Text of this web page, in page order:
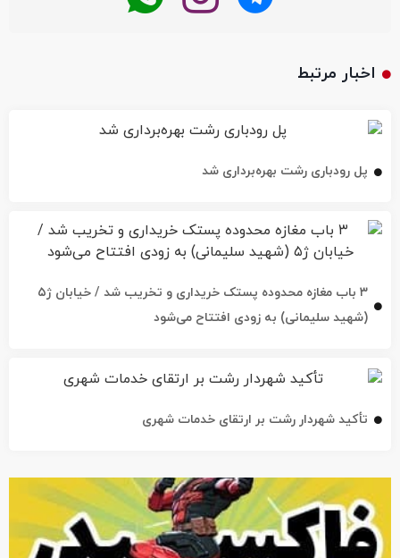
اخبار مرتبط
پل رودباری رشت بهره‌برداری شد
۳ باب مغازه محدوده پستک خریداری و تخریب شد / خیابان ژ۵
(شهید سلیمانی) به زودی افتتاح می‌شود
تأکید شهردار رشت بر ارتقای خدمات شهری